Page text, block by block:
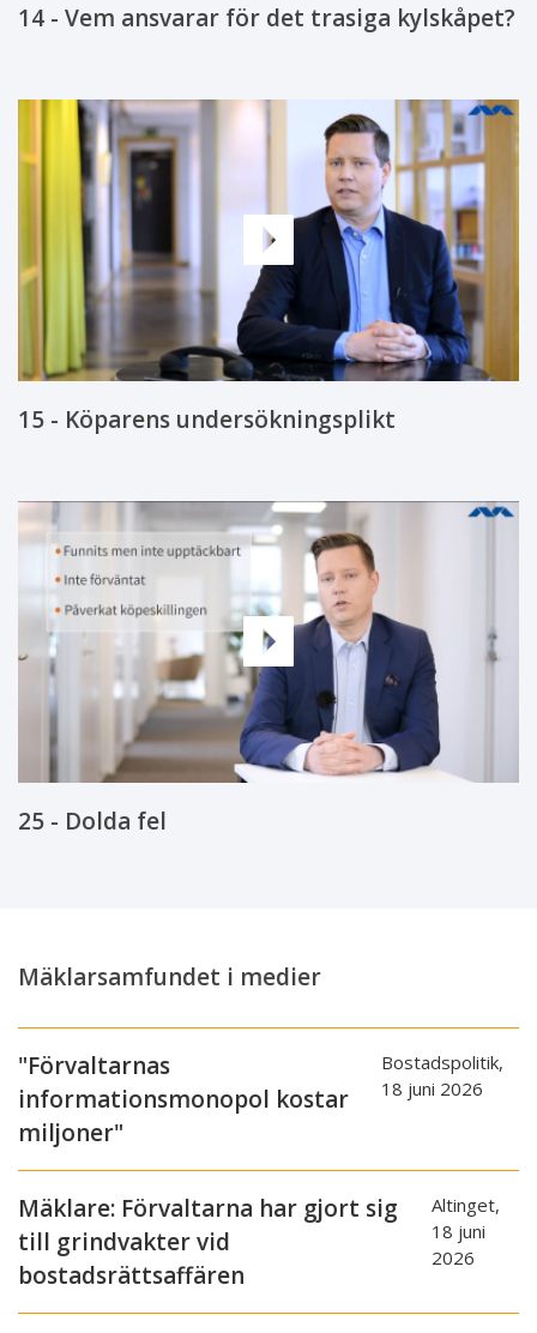
14 - Vem ansvarar för det trasiga kylskåpet?
15 - Köparens undersökningsplikt
25 - Dolda fel
Mäklarsamfundet i medier
"Förvaltarnas
informationsmonopol kostar
miljoner"
Bostadspolitik,
18 juni 2026
Mäklare: Förvaltarna har gjort sig
till grindvakter vid
bostadsrättsaffären
Altinget,
18 juni
2026